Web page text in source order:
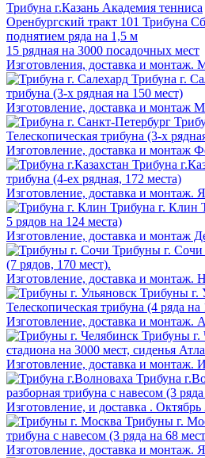
Трибуна г.Казань Академия тенниса
Оренбургский тракт 101 Трибуна
поднятием ряда на 1,5 м
15 рядная на 3000 посадочных мест
Изготовления, доставка и монтаж.
Трибуна г.
трибуна (3-х рядная на 150 мест)
Изготовление, доставка и монтаж
Телескопическая трибуна (3-х
Изготовление, доставка и монтаж
Трибуна
трибуна (4-ех рядная, 172 места)
Изготовление, доставка и монтаж.
Трибуна г. Клин
5 рядов на 124 места)
Изготовление, доставка и монтаж
Трибуны г. Сочи
(7 рядов, 170 мест).
Изготовление, доставка и монтаж.
Трибуны г.
Телескопическая трибуна (4 ряда на
Изготовление, доставка и монтаж.
Трибуны г.
стадиона на 3000 мест, сиденья
Изготовление, доставка и монтаж.
Трибуна
разборная трибуна с навесом (3
Изготовление, и доставка . Октябрь
Трибуны г.
трибуна с навесом (3 ряда на 68
Изготовление, доставка и монтаж.